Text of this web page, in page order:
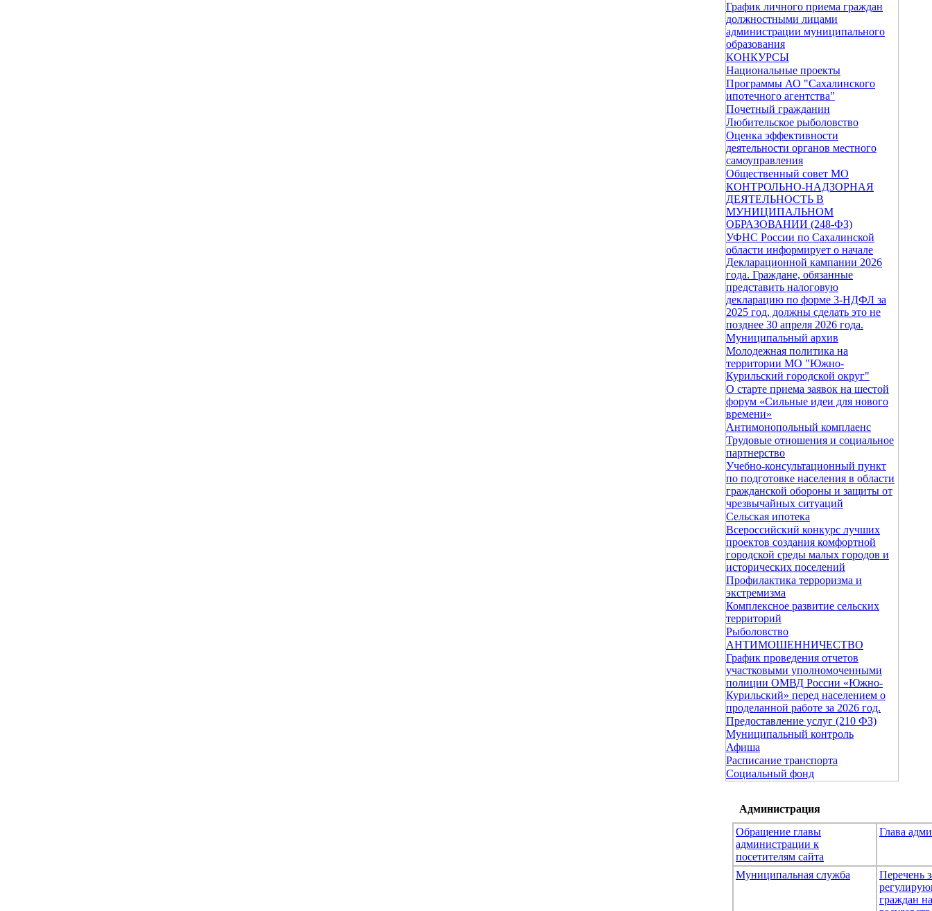
График личного приема граждан
должностными лицами
администрации муниципального
образования
КОНКУРСЫ
Национальные проекты
Программы АО "Сахалинского
ипотечного агентства"
Почетный гражданин
Любительское рыболовство
Оценка эффективности
деятельности органов местного
самоуправления
Общественный совет МО
КОНТРОЛЬНО-НАДЗОРНАЯ
ДЕЯТЕЛЬНОСТЬ В
МУНИЦИПАЛЬНОМ
ОБРАЗОВАНИИ (248-ФЗ)
УФНС России по Сахалинской
области информирует о начале
Декларационной кампании 2026
года. Граждане, обязанные
представить налоговую
декларацию по форме 3-НДФЛ за
2025 год, должны сделать это не
позднее 30 апреля 2026 года.
Муниципальный архив
Молодежная политика на
территории МО "Южно-
Курильский городской округ"
О старте приема заявок на шестой
форум «Сильные идеи для нового
времени»
Антимонопольный комплаенс
Трудовые отношения и социальное
партнерство
Учебно-консультационный пункт
по подготовке населения в области
гражданской обороны и защиты от
чрезвычайных ситуаций
Сельская ипотека
Всероссийский конкурс лучших
проектов создания комфортной
городской среды малых городов и
исторических поселений
Профилактика терроризма и
экстремизма
Комплексное развитие сельских
территорий
Рыболовство
АНТИМОШЕННИЧЕСТВО
График проведения отчетов
участковыми уполномоченными
полиции ОМВД России «Южно-
Курильский» перед населением о
проделанной работе за 2026 год.
Предоставление услуг (210 ФЗ)
Муниципальный контроль
Афиша
Расписание транспорта
Социальный фонд
Администрация
Обращение главы
администрации к
посетителям сайта
Глава
Муниципальная служба
Перечень
граждан на